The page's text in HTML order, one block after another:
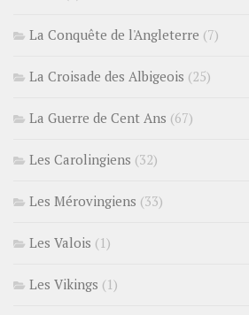
La Conquête de l'Angleterre (7)
La Croisade des Albigeois (25)
La Guerre de Cent Ans (67)
Les Carolingiens (32)
Les Mérovingiens (33)
Les Valois (1)
Les Vikings (1)